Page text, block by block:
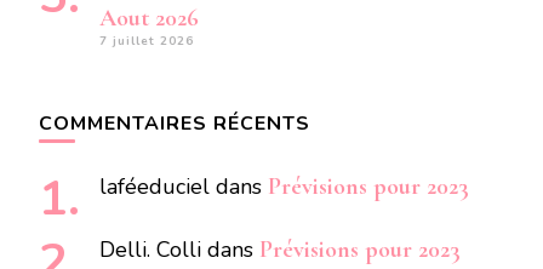
Aout 2026
7 juillet 2026
COMMENTAIRES RÉCENTS
laféeduciel dans Prévisions pour 2023
Delli. Colli dans Prévisions pour 2023